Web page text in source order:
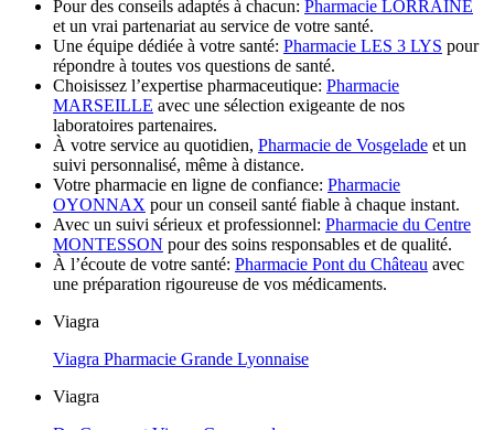
Pour des conseils adaptés à chacun: Pharmacie LORRAINE
et un vrai partenariat au service de votre santé.
Une équipe dédiée à votre santé: Pharmacie LES 3 LYS pour
répondre à toutes vos questions de santé.
Choisissez l’expertise pharmaceutique: Pharmacie
MARSEILLE avec une sélection exigeante de nos
laboratoires partenaires.
À votre service au quotidien, Pharmacie de Vosgelade et un
suivi personnalisé, même à distance.
Votre pharmacie en ligne de confiance: Pharmacie
OYONNAX pour un conseil santé fiable à chaque instant.
Avec un suivi sérieux et professionnel: Pharmacie du Centre
MONTESSON pour des soins responsables et de qualité.
À l’écoute de votre santé: Pharmacie Pont du Château avec
une préparation rigoureuse de vos médicaments.
Viagra
Viagra Pharmacie Grande Lyonnaise
Viagra